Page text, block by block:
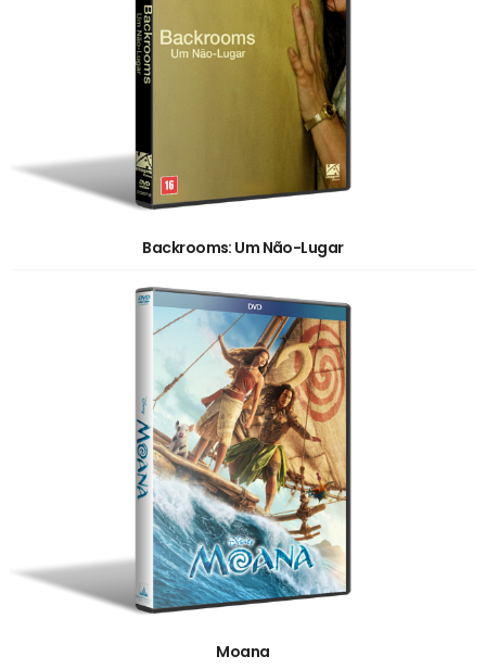
Backrooms: Um Não-Lugar
Moana